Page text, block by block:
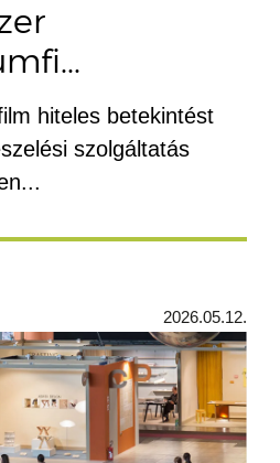
hiteles betekintést
szolgáltatás
2026.05.12.